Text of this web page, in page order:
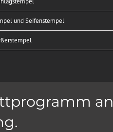
und Seifenstempel
an